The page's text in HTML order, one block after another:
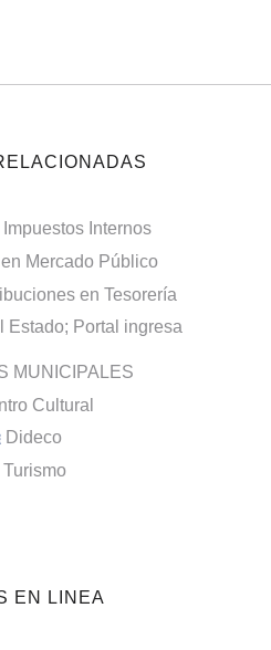
Internos
Mercado Público
en Tesorería
Estado; Portal ingresa
MUNICIPALES
Cultural
Dideco
Turismo
EN LINEA